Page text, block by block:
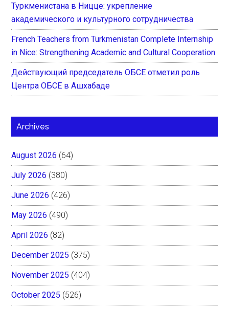
Туркменистана в Ницце: укрепление
академического и культурного сотрудничества
French Teachers from Turkmenistan Complete Internship
in Nice: Strengthening Academic and Cultural Cooperation
Действующий председатель ОБСЕ отметил роль
Центра ОБСЕ в Ашхабаде
Archives
August 2026 (64)
July 2026 (380)
June 2026 (426)
May 2026 (490)
April 2026 (82)
December 2025 (375)
November 2025 (404)
October 2025 (526)